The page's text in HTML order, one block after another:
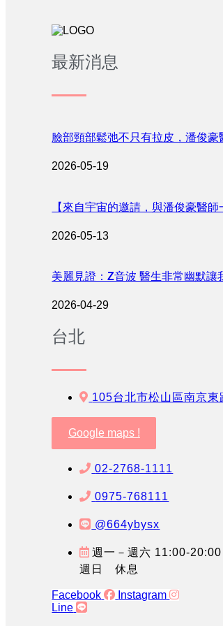
最新消息
臉部頸部鬆弛不只有拉皮，潘俊
2026-05-19
【來自宇宙的邀請，與潘俊豪醫
2026-05-13
美麗見證：Z音波 醫生非常幽默讓
2026-04-29
台北
105台北市松山區南京
Google maps !
02-2768-1111
0975-768111
@664ybysx
週一－週六 11:00-20:00
週日 休息
Facebook
Instagram
Line